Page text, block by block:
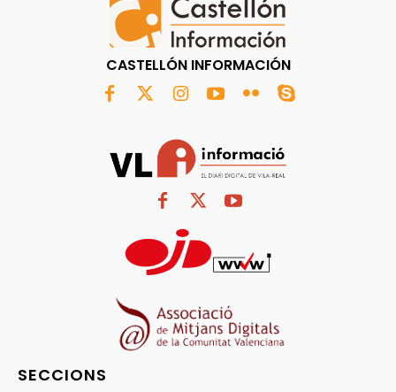
CASTELLÓN INFORMACIÓN
SECCIONS